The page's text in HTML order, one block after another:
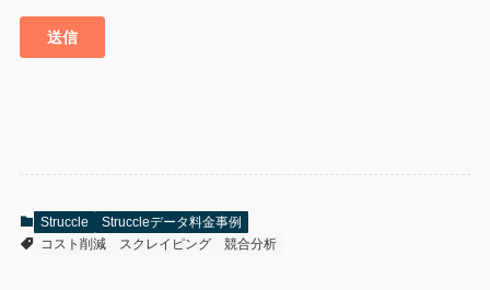
Struccle
Struccleデータ料金事例
コスト削減
スクレイピング 競合分析